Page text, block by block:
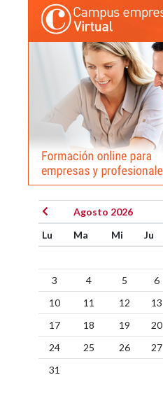
Agosto 2026
Lu
Ma Mi Ju
3
4 5 6
10
11 12 13
17
18 19 20
24
25 26 27
31